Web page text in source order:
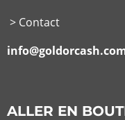
> Contact
ALLER EN